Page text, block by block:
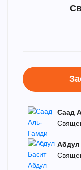
Саад